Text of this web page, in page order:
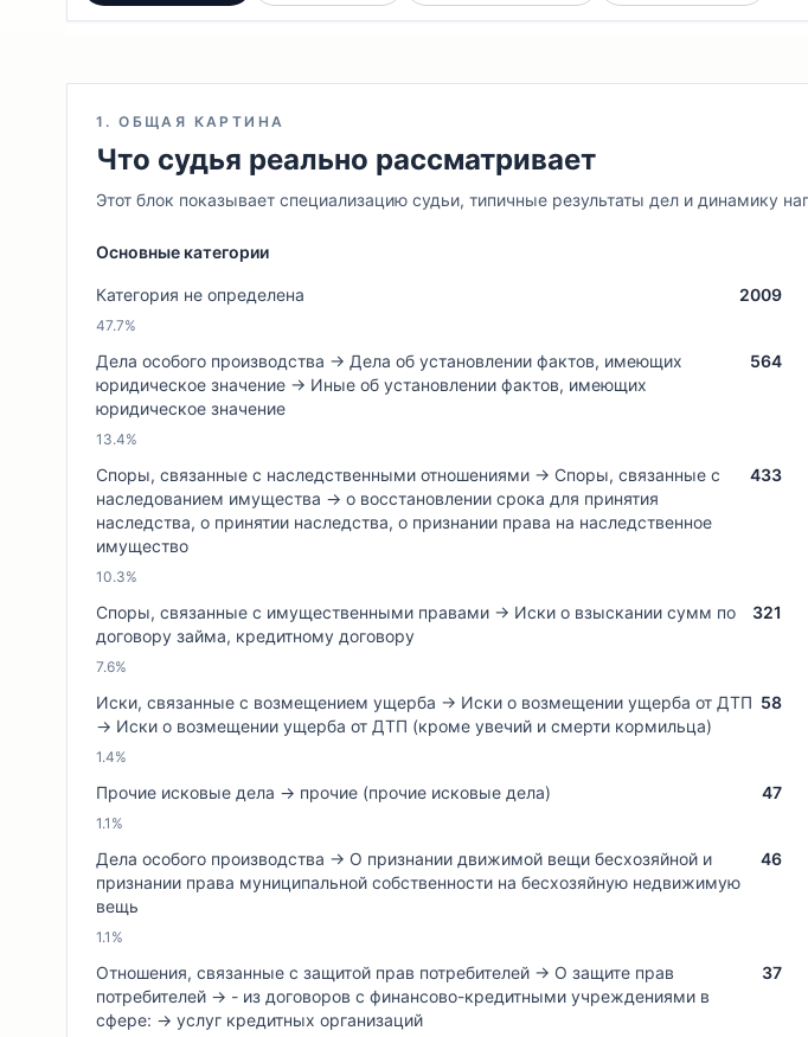
1. ОБЩАЯ КАРТИНА
Что судья реально рассматривает
Этот блок показывает специализацию судьи, типичные результаты дел и динамику
Основные категории
Категория не определена 2009
47.7%
Дела особого производства → Дела об установлении фактов, имеющих
юридическое значение → Иные об установлении фактов, имеющих
юридическое значение
564
13.4%
Споры, связанные с наследственными отношениями → Споры, связанные с
наследованием имущества → о восстановлении срока для принятия
наследства, о принятии наследства, о признании права на наследственное
имущество
433
10.3%
Споры, связанные с имущественными правами → Иски о взыскании сумм по
договору займа, кредитному договору
321
7.6%
Иски, связанные с возмещением ущерба → Иски о возмещении ущерба от ДТП
→ Иски о возмещении ущерба от ДТП (кроме увечий и смерти кормильца)
58
1.4%
Прочие исковые дела → прочие (прочие исковые дела) 47
1.1%
Дела особого производства → О признании движимой вещи бесхозяйной и
признании права муниципальной собственности на бесхозяйную недвижимую
вещь
46
1.1%
Отношения, связанные с защитой прав потребителей → О защите прав
потребителей → - из договоров с финансово-кредитными учреждениями в
сфере: → услуг кредитных организаций
37